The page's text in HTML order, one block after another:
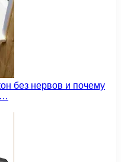
без нервов и почему